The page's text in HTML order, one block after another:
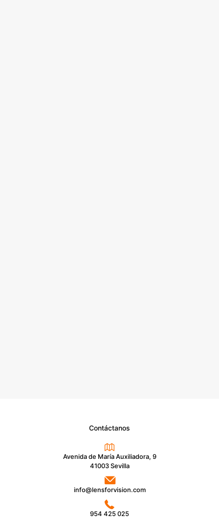
Contáctanos
Avenida de María Auxiliadora, 9
41003 Sevilla
info@lensforvision.com
954 425 025